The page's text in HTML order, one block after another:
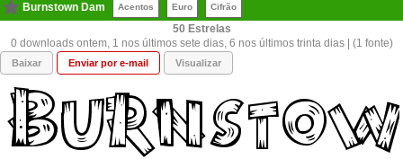
Burnstown Dam Acentos Euro Cifrão
50
0 downloads ontem, 1 nos últimos sete dias, 6 nos últimos trinta dias | (1 fonte)
Baixar Enviar por e-mail Visualizar